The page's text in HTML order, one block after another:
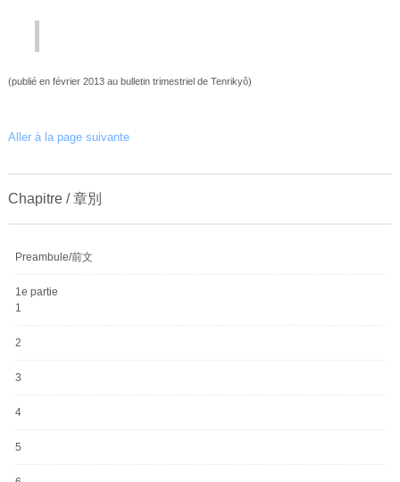
(publié en février 2013 au bulletin trimestriel de Tenrikyô)
Aller à la page suivante
Chapitre / 章別
Preambule/前文
1e partie
1
2
3
4
5